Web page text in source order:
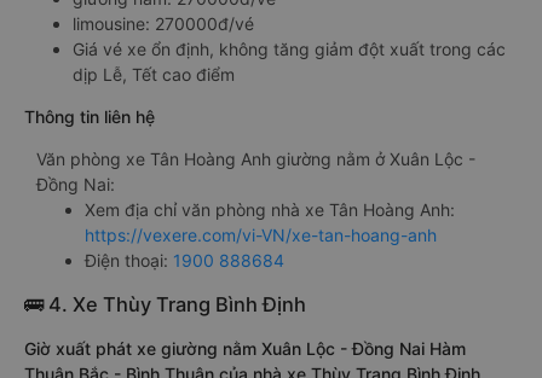
Giá vé xe giường nằm đi Hàm Thuận Bắc - Bình Thuận từ
Xuân Lộc - Đồng Nai của nhà xe Tân Hoàng Anh
giường nằm: 270000đ/vé
limousine: 270000đ/vé
dịp Lễ, Tết cao điểm
Thông tin liên hệ
Văn phòng xe Tân Hoàng Anh giường nằm ở Xuân Lộc -
Đồng Nai:
Xem địa chỉ văn phòng nhà xe Tân Hoàng Anh:
https://vexere.com/vi-VN/xe-tan-hoang-anh
Điện thoại:1900 888684